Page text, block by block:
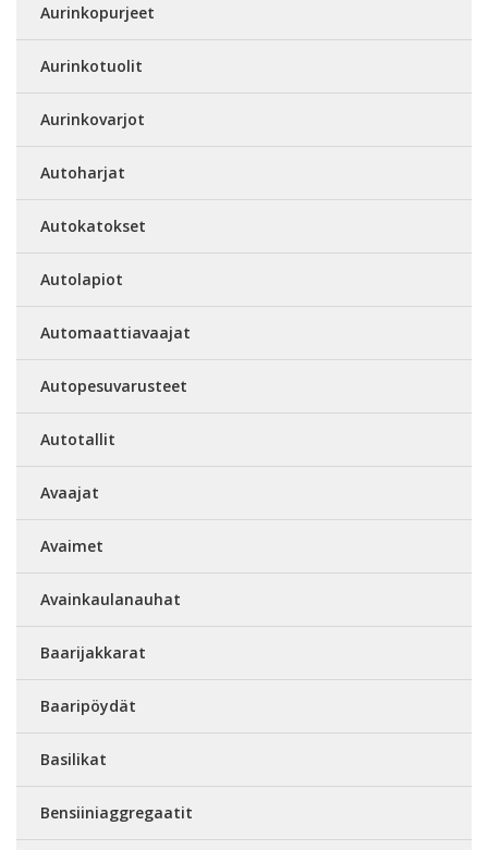
Aurinkopurjeet
Aurinkotuolit
Aurinkovarjot
Autoharjat
Autokatokset
Autolapiot
Automaattiavaajat
Autopesuvarusteet
Autotallit
Avaajat
Avaimet
Avainkaulanauhat
Baarijakkarat
Baaripöydät
Basilikat
Bensiiniaggregaatit